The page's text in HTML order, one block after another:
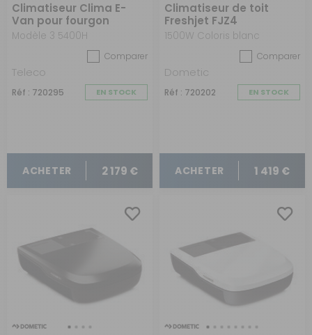
Climatiseur Clima E-
Van pour fourgon
aménagé
Modèle 3 5400H
Comparer
Teleco
Réf : 720295 EN STOCK
ACHETER 2 179 €
Climatiseur de toit
Freshjet FJZ4
1500W Coloris blanc
Comparer
Dometic
Réf : 720202 EN STOCK
ACHETER 1 419 €